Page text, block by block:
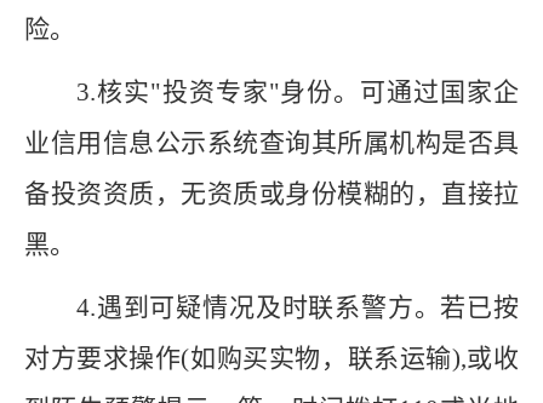
险。
3.核实"投资专家"身份。 可通过国家企
业信用信息公示系统查询其所属机构是否具
备投资资质，无资质或身份模糊的，直接拉
黑。
4.遇到可疑情况及时联系警方。 若已按
对方要求操作(如购买实物，联系运输),或收